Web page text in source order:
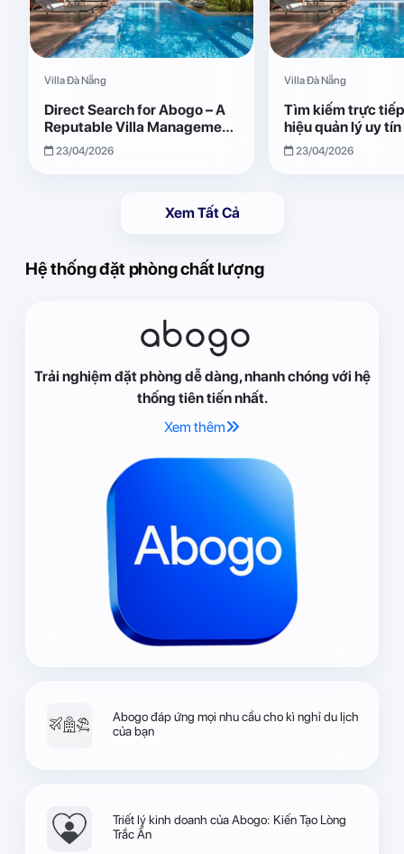
Villa Đà Nẵng
Direct Search for Abogo – A
Reputable Villa Management
Brand with Transparent and
Effective Operations
23/04/2026
Villa Đà Nẵng
Tìm kiếm trực
hiệu quản lý uy
Giải pháp vận
quả, minh bạch
23/04/2026
Xem Tất Cả
Hệ thống đặt phòng chất lượng
abogo
Trải nghiệm đặt phòng dễ dàng, nhanh chóng với hệ
thống tiên tiến nhất.
Xem thêm
Abogo đáp ứng mọi nhu cầu cho kì nghỉ du lịch
của bạn
Triết lý kinh doanh của Abogo: Kiến Tạo Lòng
Trắc Ẩn